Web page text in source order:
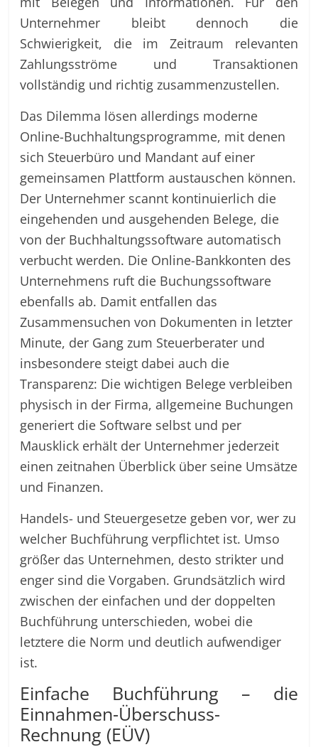
Unternehmer bleibt dennoch die
Schwierigkeit, die im Zeitraum relevanten
Zahlungsströme und Transaktionen
vollständig und richtig zusammenzustellen.
Das Dilemma lösen allerdings moderne
Online-Buchhaltungsprogramme, mit denen
sich Steuerbüro und Mandant auf einer
gemeinsamen Plattform austauschen können.
Der Unternehmer scannt kontinuierlich die
eingehenden und ausgehenden Belege, die
von der Buchhaltungssoftware automatisch
verbucht werden. Die Online-Bankkonten des
Unternehmens ruft die Buchungssoftware
ebenfalls ab. Damit entfallen das
Zusammensuchen von Dokumenten in letzter
Minute, der Gang zum Steuerberater und
insbesondere steigt dabei auch die
Transparenz: Die wichtigen Belege verbleiben
physisch in der Firma, allgemeine Buchungen
generiert die Software selbst und per
Mausklick erhält der Unternehmer jederzeit
einen zeitnahen Überblick über seine Umsätze
und Finanzen.
Handels- und Steuergesetze geben vor, wer zu
welcher Buchführung verpflichtet ist. Umso
größer das Unternehmen, desto strikter und
enger sind die Vorgaben. Grundsätzlich wird
zwischen der einfachen und der doppelten
Buchführung unterschieden, wobei die
letztere die Norm und deutlich aufwendiger
ist.
Einfache Buchführung – die
Einnahmen-Überschuss-
Rechnung (EÜV)